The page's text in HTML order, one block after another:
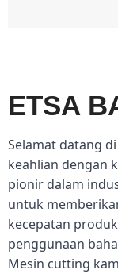
ETSA
Selamat datang
keahlian dengan
pionir dalam
untuk
kecepatan
penggunaan
Mesin cutting